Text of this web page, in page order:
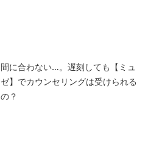
間に合わない…。遅刻しても【ミュ
ゼ】でカウンセリングは受けられる
の？